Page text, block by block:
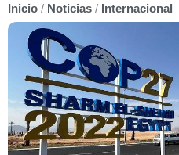
Inicio / Noticias / Internacional